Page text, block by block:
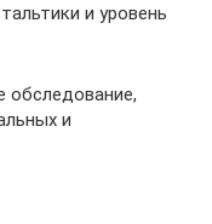
и уровень
обследование,
и